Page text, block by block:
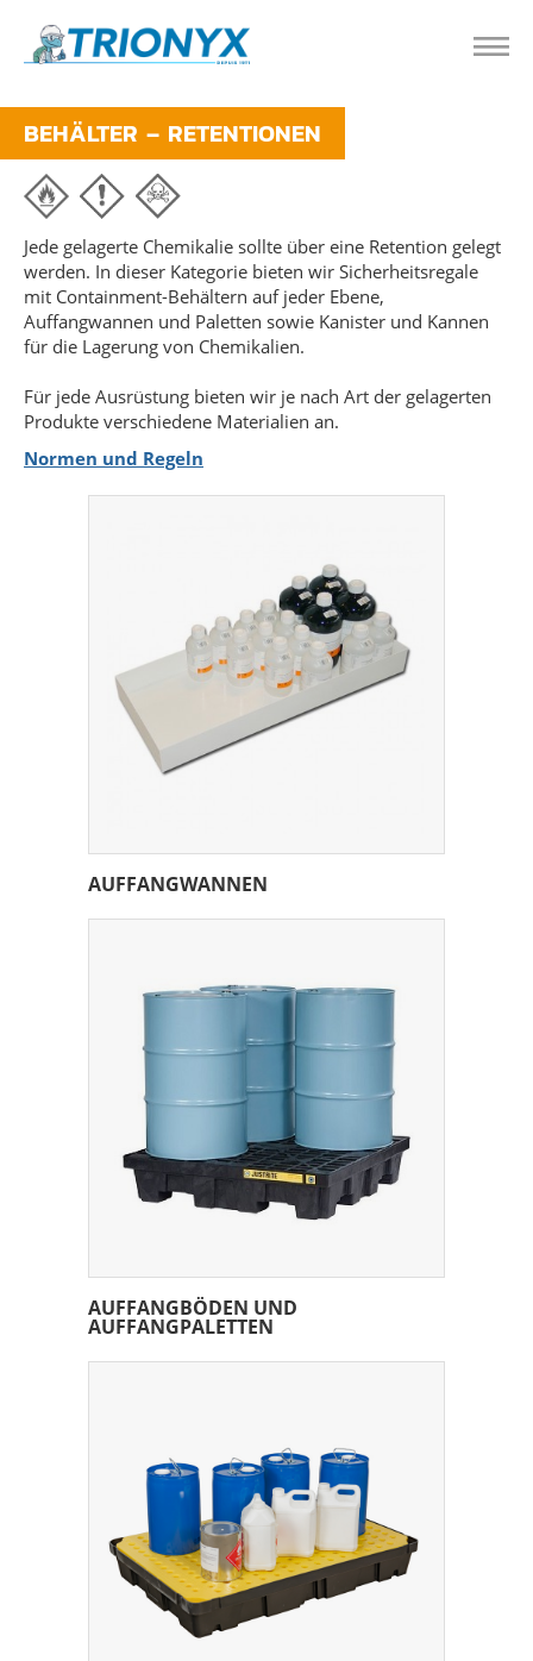
BEHÄLTER – RETENTIONEN
Jede gelagerte Chemikalie sollte über eine Retention gelegt
werden. In dieser Kategorie bieten wir Sicherheitsregale
mit Containment-Behältern auf jeder Ebene,
Auffangwannen und Paletten sowie Kanister und Kannen
für die Lagerung von Chemikalien.
Für jede Ausrüstung bieten wir je nach Art der gelagerten
Produkte verschiedene Materialien an.
Normen und Regeln
AUFFANGWANNEN
AUFFANGBÖDEN UND
AUFFANGPALETTEN